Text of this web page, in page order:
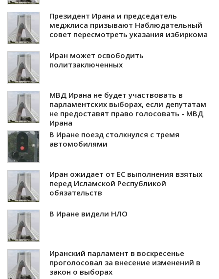
Президент Ирана и председатель
меджлиса призывают Наблюдательный
совет пересмотреть указания избиркома
Иран может освободить
политзаключенных
МВД Ирана не будет участвовать в
парламентских выборах, если депутатам
не предоставят право голосовать - МВД
Ирана
В Иране поезд столкнулся с тремя
автомобилями
Иран ожидает от ЕС выполнения взятых
перед Исламской Республикой
обязательств
В Иране видели НЛО
Иранский парламент в воскресенье
проголосовал за внесение изменений в
закон о выборах